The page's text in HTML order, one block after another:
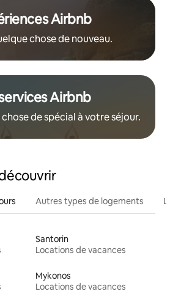
Airbnb
chose de nouveau.
Airbnb
de spécial à votre séjour.
Autres types de logements
Santorin
Locations de vacances
Mykonos
Locations de vacances